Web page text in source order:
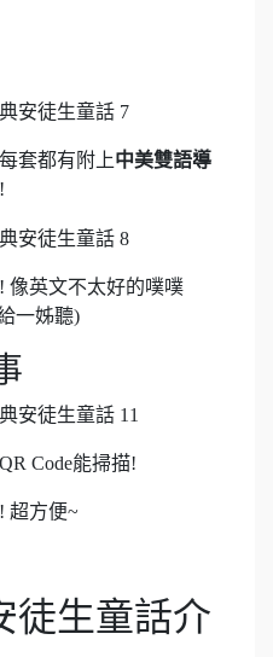
每套都有附上中美雙語導
像英文不太好的噗噗
一姊聽)
Code能掃描!
超方便~
徒生童話介